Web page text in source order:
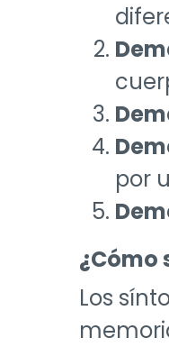
por
¿Cómo
Los